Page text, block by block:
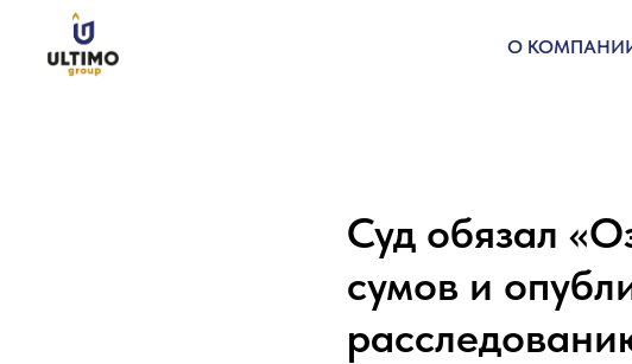
О
Суд обязал
сумов и